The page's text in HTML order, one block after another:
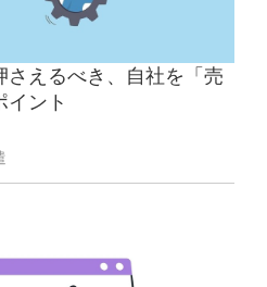
さえるべき、自社を「売
イント